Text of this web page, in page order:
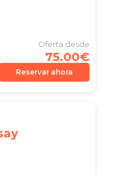
Oferta desde
75.00€
Reservar ahora